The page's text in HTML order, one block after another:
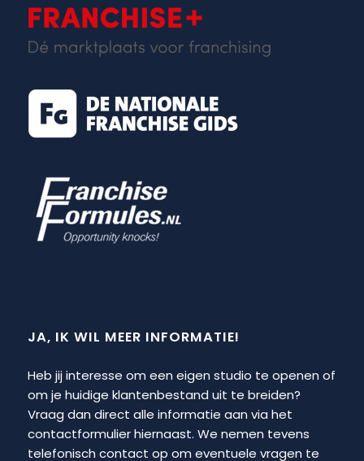
JA, IK WIL MEER INFORMATIE!
Heb jij interesse om een eigen studio te openen of
om je huidige klantenbestand uit te breiden?
Vraag dan direct alle informatie aan via het
contactformulier hiernaast. We nemen tevens
telefonisch contact op om eventuele vragen te